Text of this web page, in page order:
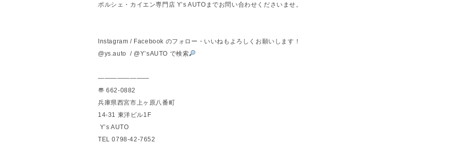
ポルシェ・カイエン専門店 Y’s AUTOまでお問い合わせくださいませ。
Instagram / Facebook のフォロー・いいねもよろしくお願いします！
@ys.auto / @Y’sAUTO で検索
————————
〠 662-0882
兵庫県西宮市上ヶ原八番町
14-31 東洋ビル1F
Y’s AUTO
TEL 0798-42-7652